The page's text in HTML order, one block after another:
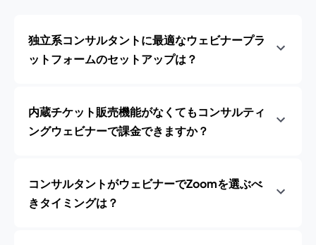
独立系コンサルタントに最適なウェビナープラ
ットフォームのセットアップは？
内蔵チケット販売機能がなくてもコンサルティ
ングウェビナーで課金できますか？
コンサルタントがウェビナーでZoomを選ぶべ
きタイミングは？